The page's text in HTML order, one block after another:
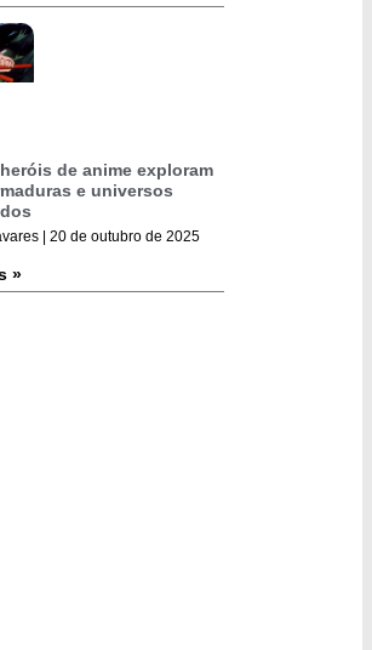
de anime exploram
e universos
20 de outubro de 2025
»